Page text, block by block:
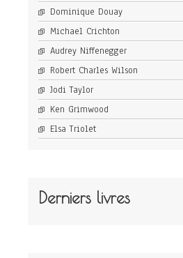
Dominique Douay
Michael Crichton
Audrey Niffenegger
Robert Charles Wilson
Jodi Taylor
Ken Grimwood
Elsa Triolet
Derniers livres